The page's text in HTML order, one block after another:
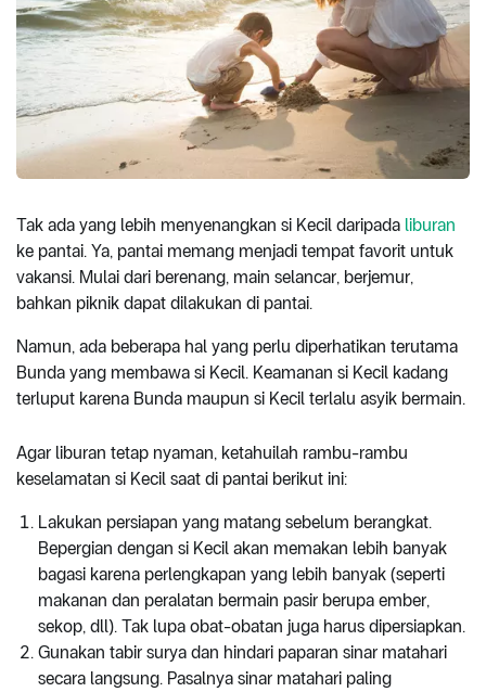
Tak ada yang lebih menyenangkan si Kecil daripada liburan
ke pantai. Ya, pantai memang menjadi tempat favorit untuk
vakansi. Mulai dari berenang, main selancar, berjemur,
bahkan piknik dapat dilakukan di pantai.
Namun, ada beberapa hal yang perlu diperhatikan terutama
Bunda yang membawa si Kecil. Keamanan si Kecil kadang
terluput karena Bunda maupun si Kecil terlalu asyik bermain.
Agar liburan tetap nyaman, ketahuilah rambu-rambu
keselamatan si Kecil saat di pantai berikut ini:
Lakukan persiapan yang matang sebelum berangkat.
Bepergian dengan si Kecil akan memakan lebih banyak
bagasi karena perlengkapan yang lebih banyak (seperti
makanan dan peralatan bermain pasir berupa ember,
sekop, dll). Tak lupa obat-obatan juga harus dipersiapkan.
Gunakan tabir surya dan hindari paparan sinar matahari
secara langsung. Pasalnya sinar matahari paling